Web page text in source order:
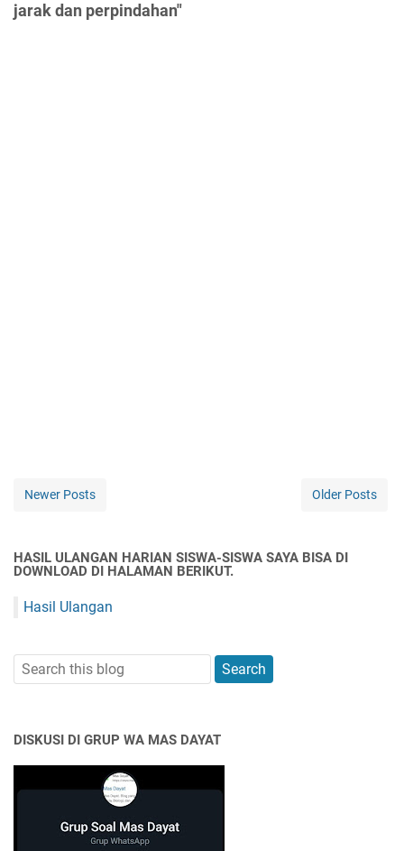
jarak dan perpindahan"
Newer Posts Older Posts
HASIL ULANGAN HARIAN SISWA-SISWA SAYA BISA DI
DOWNLOAD DI HALAMAN BERIKUT.
Hasil Ulangan
DISKUSI DI GRUP WA MAS DAYAT